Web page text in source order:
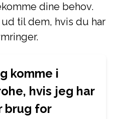
dine behov.
til dem, hvis du har
komme i
hvis jeg har
brug for